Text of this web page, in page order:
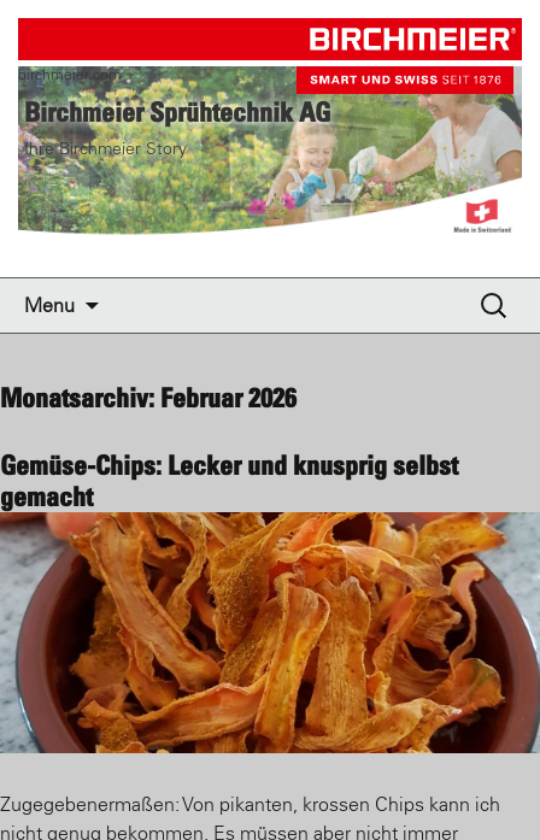
Birchmeier Sprühtechnik AG
Ihre Birchmeier Story
birchmeier.com
Menu
Suche
nach:
Monatsarchiv: Februar 2026
Gemüse-Chips: Lecker und knusprig selbst
gemacht
Zugegebenermaßen: Von pikanten, krossen Chips kann ich
nicht genug bekommen. Es müssen aber nicht immer